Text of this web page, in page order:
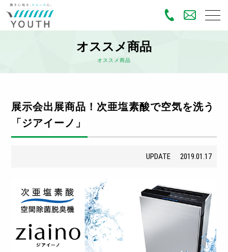
オススメ商品
オススメ商品
展示会出展商品！次亜塩素酸で空気を洗う
「ジアイーノ」
UPDATE 2019.01.17